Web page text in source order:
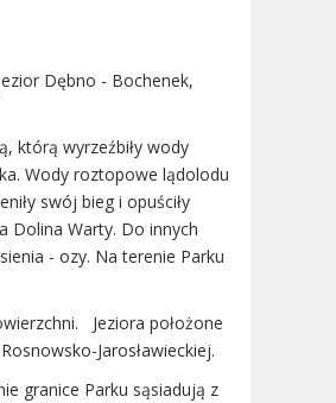
Dębno - Bochenek,
którą wyrzeźbiły wody
Wody roztopowe lądolodu
swój bieg i opuściły
Dolina Warty. Do innych
- ozy. Na terenie Parku
Jeziora położone
Jarosławieckiej.
granice Parku sąsiadują z